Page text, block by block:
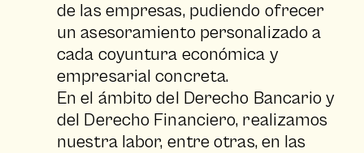
de las empresas, pudiendo ofrecer
un asesoramiento personalizado a
cada coyuntura económica y
empresarial concreta.
En el ámbito del Derecho Bancario y
del Derecho Financiero, realizamos
nuestra labor, entre otras, en las